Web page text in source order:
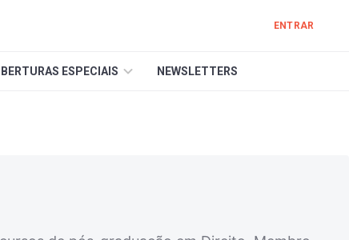
ENTRAR
ESPECIAIS NEWSLETTERS